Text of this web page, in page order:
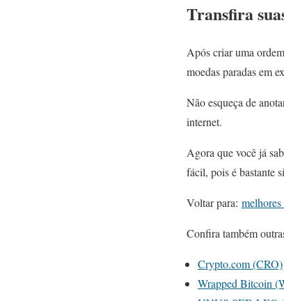
Transfira
Após criar uma
moedas paradas em
Não esqueça de
internet.
Agora que você já
fácil, pois é bastante
Voltar para:
Confira também
Crypto.com (CRO)
Wrapped Bitcoin